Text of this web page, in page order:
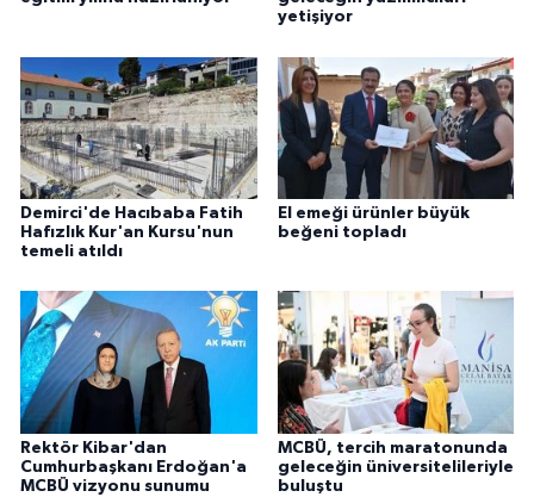
yetişiyor
Demirci'de Hacıbaba Fatih
Hafızlık Kur'an Kursu'nun
temeli atıldı
El emeği ürünler büyük
beğeni topladı
Rektör Kibar'dan
Cumhurbaşkanı Erdoğan'a
MCBÜ vizyonu sunumu
MCBÜ, tercih maratonunda
geleceğin üniversitelileriyle
buluştu